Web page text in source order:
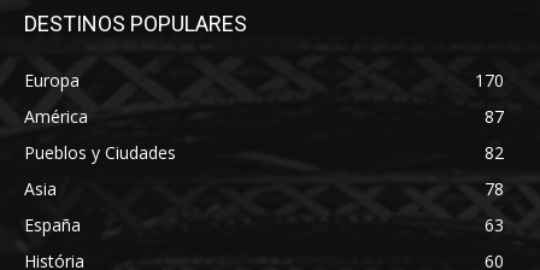
DESTINOS POPULARES
Europa
170
América
87
Pueblos y Ciudades
82
Asia
78
España
63
História
60